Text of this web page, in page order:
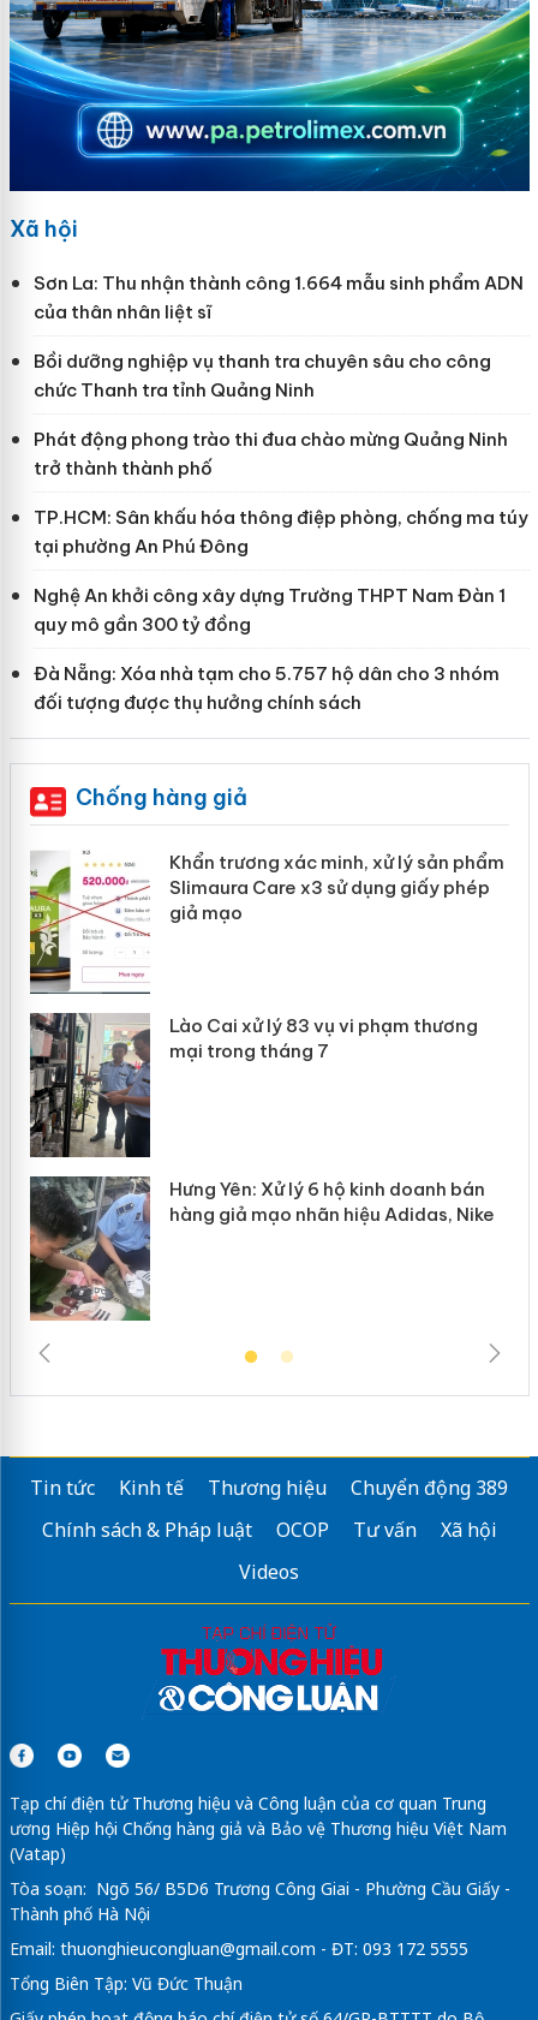
Xã hội
Sơn La: Thu nhận thành công 1.664 mẫu sinh phẩm ADN
của thân nhân liệt sĩ
Bồi dưỡng nghiệp vụ thanh tra chuyên sâu cho công
chức Thanh tra tỉnh Quảng Ninh
Phát động phong trào thi đua chào mừng Quảng Ninh
trở thành thành phố
TP.HCM: Sân khấu hóa thông điệp phòng, chống ma túy
tại phường An Phú Đông
Nghệ An khởi công xây dựng Trường THPT Nam Đàn 1
quy mô gần 300 tỷ đồng
Đà Nẵng: Xóa nhà tạm cho 5.757 hộ dân cho 3 nhóm
đối tượng được thụ hưởng chính sách
Chống hàng giả
Khẩn trương xác minh, xử lý sản phẩm
Slimaura Care x3 sử dụng giấy phép
giả mạo
Lào Cai xử lý 83 vụ vi phạm thương
mại trong tháng 7
Hưng Yên: Xử lý 6 hộ kinh doanh bán
hàng giả mạo nhãn hiệu Adidas, Nike
Tin tức Kinh tế Thương hiệu
Chuyển động 389
Chính sách & Pháp luật
OCOP Tư vấn
Xã hội
Videos
Tạp chí điện tử Thương hiệu và Công luận của cơ quan Trung
ương Hiệp hội Chống hàng giả và Bảo vệ Thương hiệu Việt Nam
(Vatap)
Tòa soạn: Ngõ 56/ B5D6 Trương Công Giai - Phường Cầu Giấy -
Thành phố Hà Nội
Email: thuonghieucongluan@gmail.com - ĐT: 093 172 5555
Tổng Biên Tập: Vũ Đức Thuận